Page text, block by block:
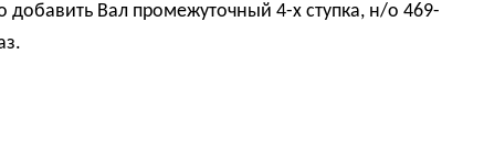
Вал промежуточный 4-х ступка, н/о 469-